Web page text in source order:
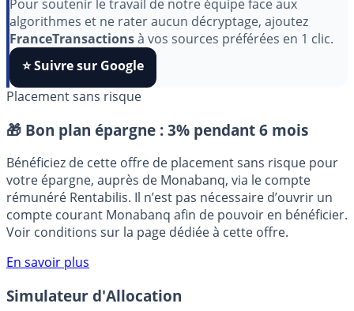
Pour soutenir le travail de notre équipe face aux
algorithmes et ne rater aucun décryptage, ajoutez
FranceTransactionsà vos sources préférées en 1 clic.
⭐️ Suivre sur Google
Placement sans risque
🎁 Bon plan épargne : 3% pendant 6 mois
Bénéficiez de cette offre de placement sans risque pour
votre épargne, auprès de Monabanq, via le compte
rémunéré Rentabilis. Il n’est pas nécessaire d’ouvrir un
Voir conditions sur la page dédiée à cette offre.
En savoir plus